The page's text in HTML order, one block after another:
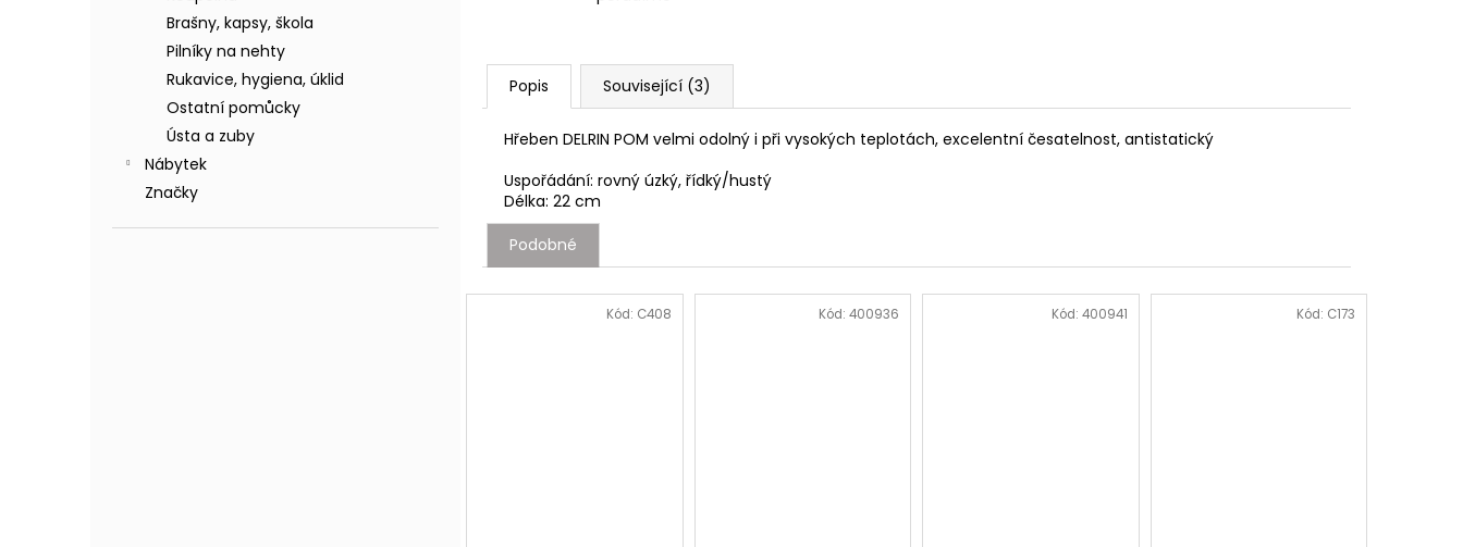
Brašny, kapsy, škola
Pilníky na nehty
Rukavice, hygiena, úklid
Ostatní pomůcky
Ústa a zuby
Nábytek
Značky
Popis Související (3)
Hřeben DELRIN POM velmi odolný i při vysokých teplotách, excelentní česatelnost, antistatický
Uspořádání: rovný úzký, řídký/hustý
Délka: 22 cm
Podobné
Kód: C408 Kód: 400936 Kód: 400941 Kód: C173